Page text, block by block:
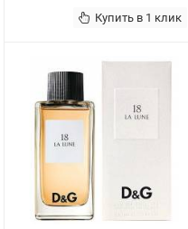
Купить в 1 клик